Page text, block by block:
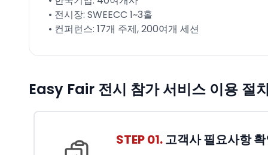
• 전시장: SWEECC 1~3홀
• 컨퍼런스: 17개 주제, 200여개 세션
Easy Fair 전시 참가 서비스 이용 절
STEP 01.고객사 필요사항